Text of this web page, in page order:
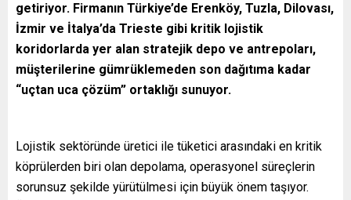
getiriyor. Firmanın Türkiye’de Erenköy, Tuzla, Dilovası,
İzmir ve İtalya’da Trieste gibi kritik lojistik
koridorlarda yer alan stratejik depo ve antrepoları,
müşterilerine gümrüklemeden son dağıtıma kadar
“uçtan uca çözüm” ortaklığı sunuyor.
Lojistik sektöründe üretici ile tüketici arasındaki en kritik
köprülerden biri olan depolama, operasyonel süreçlerin
sorunsuz şekilde yürütülmesi için büyük önem taşıyor.